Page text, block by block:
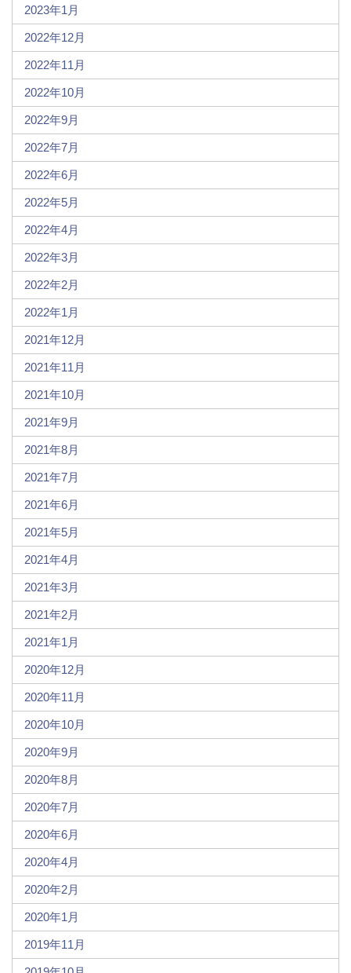
2023年1月
2022年12月
2022年11月
2022年10月
2022年9月
2022年7月
2022年6月
2022年5月
2022年4月
2022年3月
2022年2月
2022年1月
2021年12月
2021年11月
2021年10月
2021年9月
2021年8月
2021年7月
2021年6月
2021年5月
2021年4月
2021年3月
2021年2月
2021年1月
2020年12月
2020年11月
2020年10月
2020年9月
2020年8月
2020年7月
2020年6月
2020年4月
2020年2月
2020年1月
2019年11月